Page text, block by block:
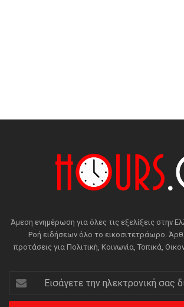
Άμεση ενημέρωση για όλες τις εξελίξεις στην
Ροή ειδήσεων όλο το εικοσιτετράωρο.
προτάσεις για Πολιτική, Κοινωνία, Τοπικά,
την
ηλεκτρονική